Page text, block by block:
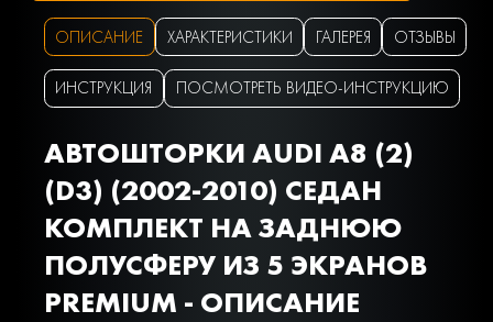
ОПИСАНИЕ ХАРАКТЕРИСТИКИ ГАЛЕРЕЯ ОТЗЫВЫ
ИНСТРУКЦИЯ ПОСМОТРЕТЬ ВИДЕО-ИНСТРУКЦИЮ
АВТОШТОРКИ AUDI A8 (2)
(D3) (2002-2010) СЕДАН
КОМПЛЕКТ НА ЗАДНЮЮ
ПОЛУСФЕРУ ИЗ 5 ЭКРАНОВ
PREMIUM - ОПИСАНИЕ